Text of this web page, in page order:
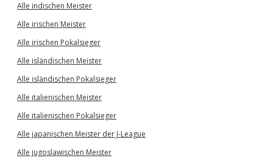
Alle indischen Meister
Alle irischen Meister
Alle irischen Pokalsieger
Alle isländischen Meister
Alle isländischen Pokalsieger
Alle italienischen Meister
Alle italienischen Pokalsieger
Alle japanischen Meister der J-League
Alle jugoslawischen Meister